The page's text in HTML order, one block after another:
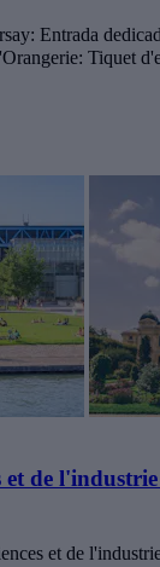
Entrada
Tiquet
et de
et de